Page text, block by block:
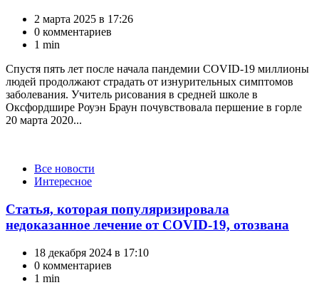
2 марта 2025 в 17:26
0 комментариев
1 min
Спустя пять лет после начала пандемии COVID-19 миллионы
людей продолжают страдать от изнурительных симптомов
заболевания. Учитель рисования в средней школе в
Оксфордшире Роуэн Браун почувствовала першение в горле
20 марта 2020...
КатегорииВсе новости
Интересное
Статья, которая популяризировала
недоказанное лечение от COVID-19, отозвана
18 декабря 2024 в 17:10
0 комментариев
1 min